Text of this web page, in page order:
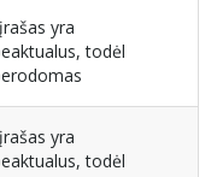
yra
todėl
yra
todėl